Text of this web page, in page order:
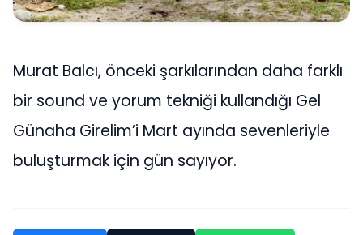
Murat Balcı, önceki şarkılarından daha farklı
bir sound ve yorum tekniği kullandığı Gel
Günaha Girelim’i Mart ayında sevenleriyle
buluşturmak için gün sayıyor.